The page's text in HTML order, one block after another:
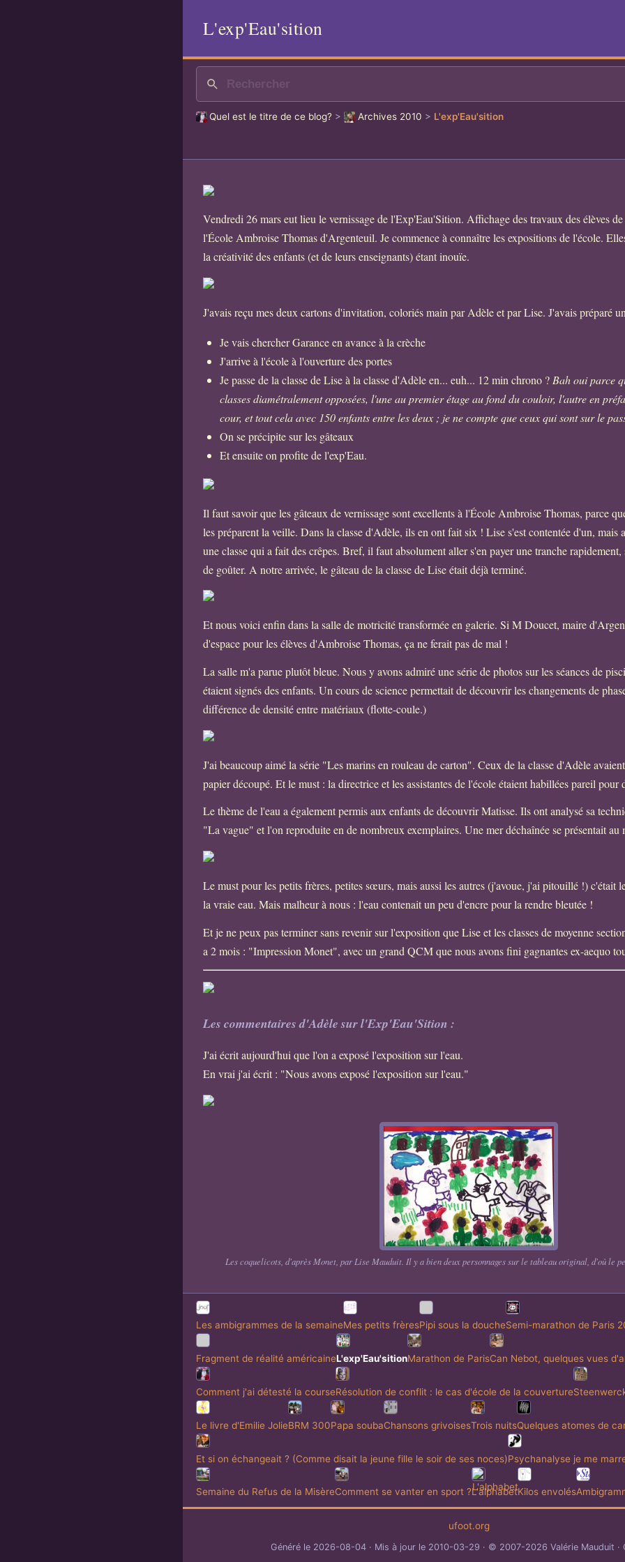
L'exp'Eau'sition
Quel est le titre de ce blog? > Archives 2010 > L'exp'Eau'sition
Vendredi 26 mars eut lieu le vernissage de l'Exp'Eau'Sition. Affichage des travaux des élèves
l'École Ambroise Thomas d'Argenteuil. Je commence à connaître les expositions de l'école.
la créativité des enfants (et de leurs enseignants) étant inouïe.
J'avais reçu mes deux cartons d'invitation, coloriés main par Adèle et par Lise. J'avais préparé
Je vais chercher Garance en avance à la crèche
J'arrive à l'école à l'ouverture des portes
Je passe de la classe de Lise à la classe d'Adèle en... euh... 12 min chrono ? Bah oui parce
classes diamétralement opposées, l'une au premier étage au fond du couloir, l'autre en
cour, et tout cela avec 150 enfants entre les deux ; je ne compte que ceux qui sont sur le
On se précipite sur les gâteaux
Et ensuite on profite de l'exp'Eau.
Il faut savoir que les gâteaux de vernissage sont excellents à l'École Ambroise Thomas, parce
les préparent la veille. Dans la classe d'Adèle, ils en ont fait six ! Lise s'est contentée d'un, mais
une classe qui a fait des crêpes. Bref, il faut absolument aller s'en payer une tranche rapidement,
de goûter. A notre arrivée, le gâteau de la classe de Lise était déjà terminé.
Et nous voici enfin dans la salle de motricité transformée en galerie. Si M Doucet, maire
d'espace pour les élèves d'Ambroise Thomas, ça ne ferait pas de mal !
La salle m'a parue plutôt bleue. Nous y avons admiré une série de photos sur les séances de
étaient signés des enfants. Un cours de science permettait de découvrir les changements de
différence de densité entre matériaux (flotte-coule.)
J'ai beaucoup aimé la série "Les marins en rouleau de carton". Ceux de la classe d'Adèle
papier découpé. Et le must : la directrice et les assistantes de l'école étaient habillées pareil pour
Le thème de l'eau a également permis aux enfants de découvrir Matisse. Ils ont analysé sa
"La vague" et l'on reproduite en de nombreux exemplaires. Une mer déchaînée se présentait au
Le must pour les petits frères, petites sœurs, mais aussi les autres (j'avoue, j'ai pitouillé !) c'était
la vraie eau. Mais malheur à nous : l'eau contenait un peu d'encre pour la rendre bleutée !
Et je ne peux pas terminer sans revenir sur l'exposition que Lise et les classes de moyenne
a 2 mois : "Impression Monet", avec un grand QCM que nous avons fini gagnantes ex-aequo
Les commentaires d'Adèle sur l'Exp'Eau'Sition :
J'ai écrit aujourd'hui que l'on a exposé l'exposition sur l'eau.
En vrai j'ai écrit : "Nous avons exposé l'exposition sur l'eau."
Les coquelicots, d'après Monet, par Lise Mauduit. Il y a bien deux personnages sur le tableau original, d'où le
Les ambigrammes de la semaineMes petits frèresPipi sous la doucheSemi-marathon de Paris
Fragment de réalité américaineL'exp'Eau'sitionMarathon de ParisCan Nebot, quelques vues
Comment j'ai détesté la courseRésolution de conflit : le cas d'école de la couverture
Le livre d'Emilie JolieBRM 300Papa soubaChansons grivoisesTrois nuitsQuelques atomes de
Et si on échangeait ? (Comme disait la jeune fille le soir de ses noces)Psychanalyse je me
Semaine du Refus de la MisèreComment se vanter en sport ?L'alphabetKilos envolés
ufoot.org
Généré le 2026-08-04 Mis à jour le 2010-03-29 © 2007-2026 Valérie Mauduit